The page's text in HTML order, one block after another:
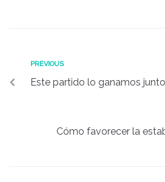
Navegación
de
Previous
PREVIOUS
Este partido lo ganamos
Cómo favorecer la